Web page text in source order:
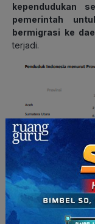
kependudukan
pemerintah
bermigrasi ke
terjadi.